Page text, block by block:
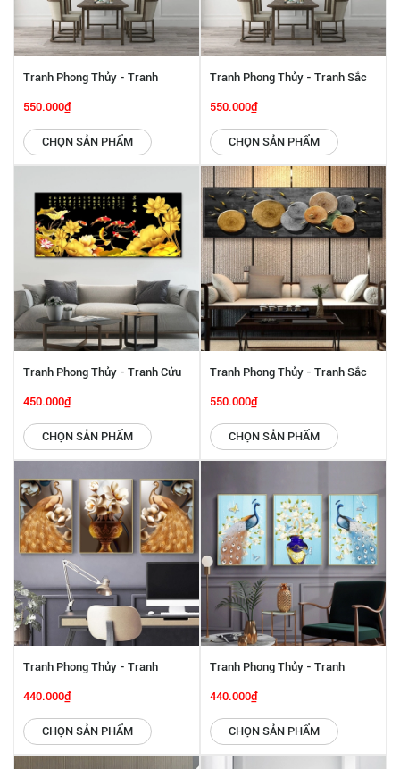
Tranh Phong Thủy - Tranh
Khổng Tước Uyên Ương SGP
550.000₫
CHỌN SẢN PHẨM
Tranh Phong Thủy - Tranh Sắc
Màu Đàn Cá SGP 442256
550.000₫
CHỌN SẢN PHẨM
Tranh Phong Thủy - Tranh Cửu
Ngư Quần Hội SGP 442255
450.000₫
CHỌN SẢN PHẨM
Tranh Phong Thủy - Tranh Sắc
Màu Đàn Cá SGP 442254
550.000₫
CHỌN SẢN PHẨM
Tranh Phong Thủy - Tranh
Khổng Tước Uyên Ương Và Hoa
440.000₫
CHỌN SẢN PHẨM
Tranh Phong Thủy - Tranh
Khổng Tước Uyên Ương Và Hoa
440.000₫
CHỌN SẢN PHẨM